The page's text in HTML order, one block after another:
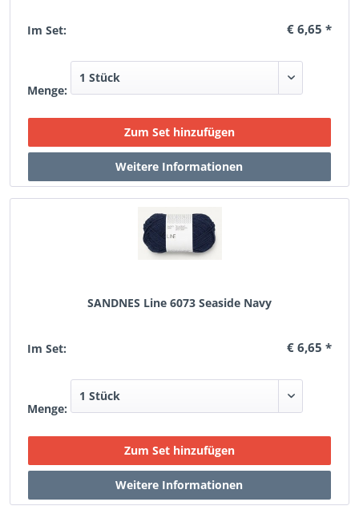
Im Set: € 6,65 *
Menge:
SANDNES Line 6073 Seaside Navy
Im Set: € 6,65 *
Menge: